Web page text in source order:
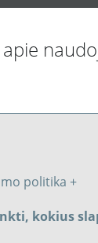
politika +
kokius
ventiliatoriai
Vents